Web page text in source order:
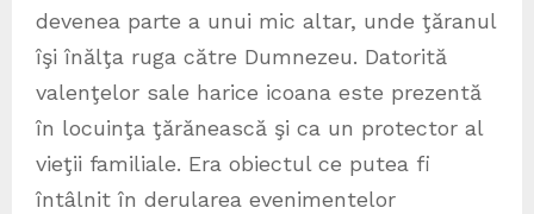
devenea parte a unui mic altar, unde ţăranul
îşi înălţa ruga către Dumnezeu. Datorită
valenţelor sale harice icoana este prezentă
în locuinţa ţărănească şi ca un protector al
vieţii familiale. Era obiectul ce putea fi
întâlnit în derularea evenimentelor